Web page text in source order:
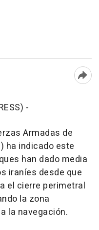
-
Armadas de
ha indicado este
han dado media
iraníes desde que
el cierre perimetral
la zona
la navegación.